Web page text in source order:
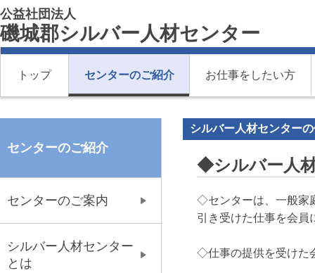
公益社団法人
磯城郡シルバー人材センター
トップ センターのご紹介 お仕事をしたい方
シルバー人材センター
◆シルバー人
◇センターは、一般家
引き受けた仕事を会員
◇仕事の提供を受けた
センターのご紹介
センターのご案内
シルバー人材センター
とは